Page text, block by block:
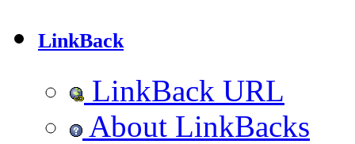
LinkBack
LinkBack URL
About LinkBacks